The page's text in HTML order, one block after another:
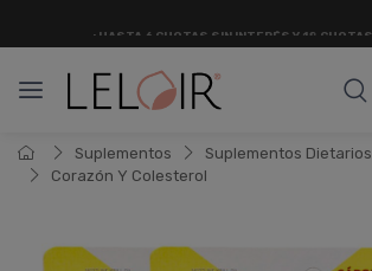
Suplementos
Suplementos Dietarios
Corazón Y Colesterol